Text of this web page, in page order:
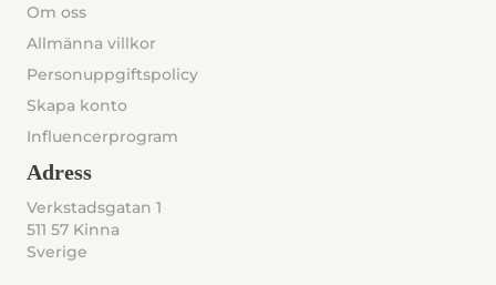
Om oss
Allmänna villkor
Personuppgiftspolicy
Skapa konto
Influencerprogram
Adress
Verkstadsgatan 1
511 57 Kinna
Sverige